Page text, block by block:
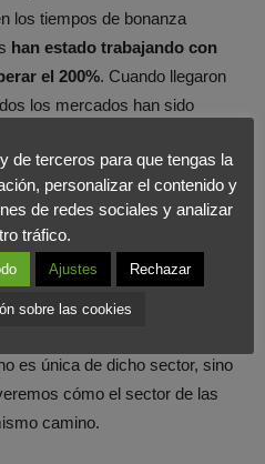
los tiempos de bonanza
han estado trabajando con
el 200%. Cuando llegaron
los mercados han sido
ya que seguir operando
insostenible en una sociedad
consumidor era el precio.
no han podido sobrevivir y las
en una guerra de
es única de dicho sector, sino
cómo el sector de las
camino.
de terceros para que tengas la
personalizar el contenido y
de redes sociales y analizar
tráfico.
Ajustes Rechazar
sobre las cookies